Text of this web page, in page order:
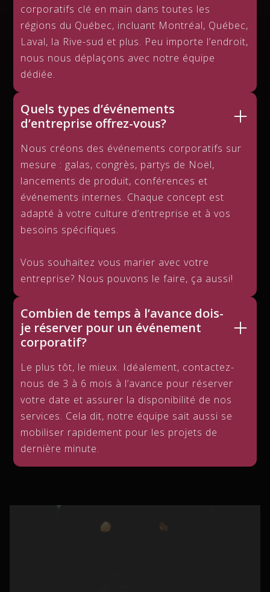
corporatifs clé en main dans toutes les
régions du Québec, incluant Montréal, Québec,
Laval, la Rive-sud et plus. Peu importe l’endroit,
nous nous déplaçons avec notre équipe
dédiée.
Quels types d’événements
d’entreprise offrez-vous?
Nous créons des événements corporatifs sur
mesure : galas, congrès, partys de Noël,
lancements de produit, conférences et
événements internes. Chaque concept est
adapté à votre culture d’entreprise et à vos
besoins spécifiques.
Vous souhaitez vous marier avec votre
entreprise? Nous pouvons le faire, ça aussi!
Combien de temps à l’avance dois-
je réserver pour un événement
corporatif?
Le plus tôt, le mieux. Idéalement, contactez-
nous de 3 à 6 mois à l’avance pour réserver
votre date et assurer la disponibilité de nos
services. Cela dit, notre équipe sait aussi se
mobiliser rapidement pour les projets de
dernière minute.